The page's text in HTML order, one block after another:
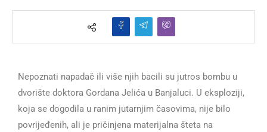
Nepoznati napadač ili više njih bacili su jutros bombu u
dvorište doktora Gordana Jelića u Banjaluci. U eksploziji,
koja se dogodila u ranim jutarnjim časovima, nije bilo
povrijeđenih, ali je pričinjena materijalna šteta na